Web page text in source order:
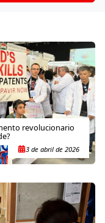
revolucionario
3 de abril de 2026